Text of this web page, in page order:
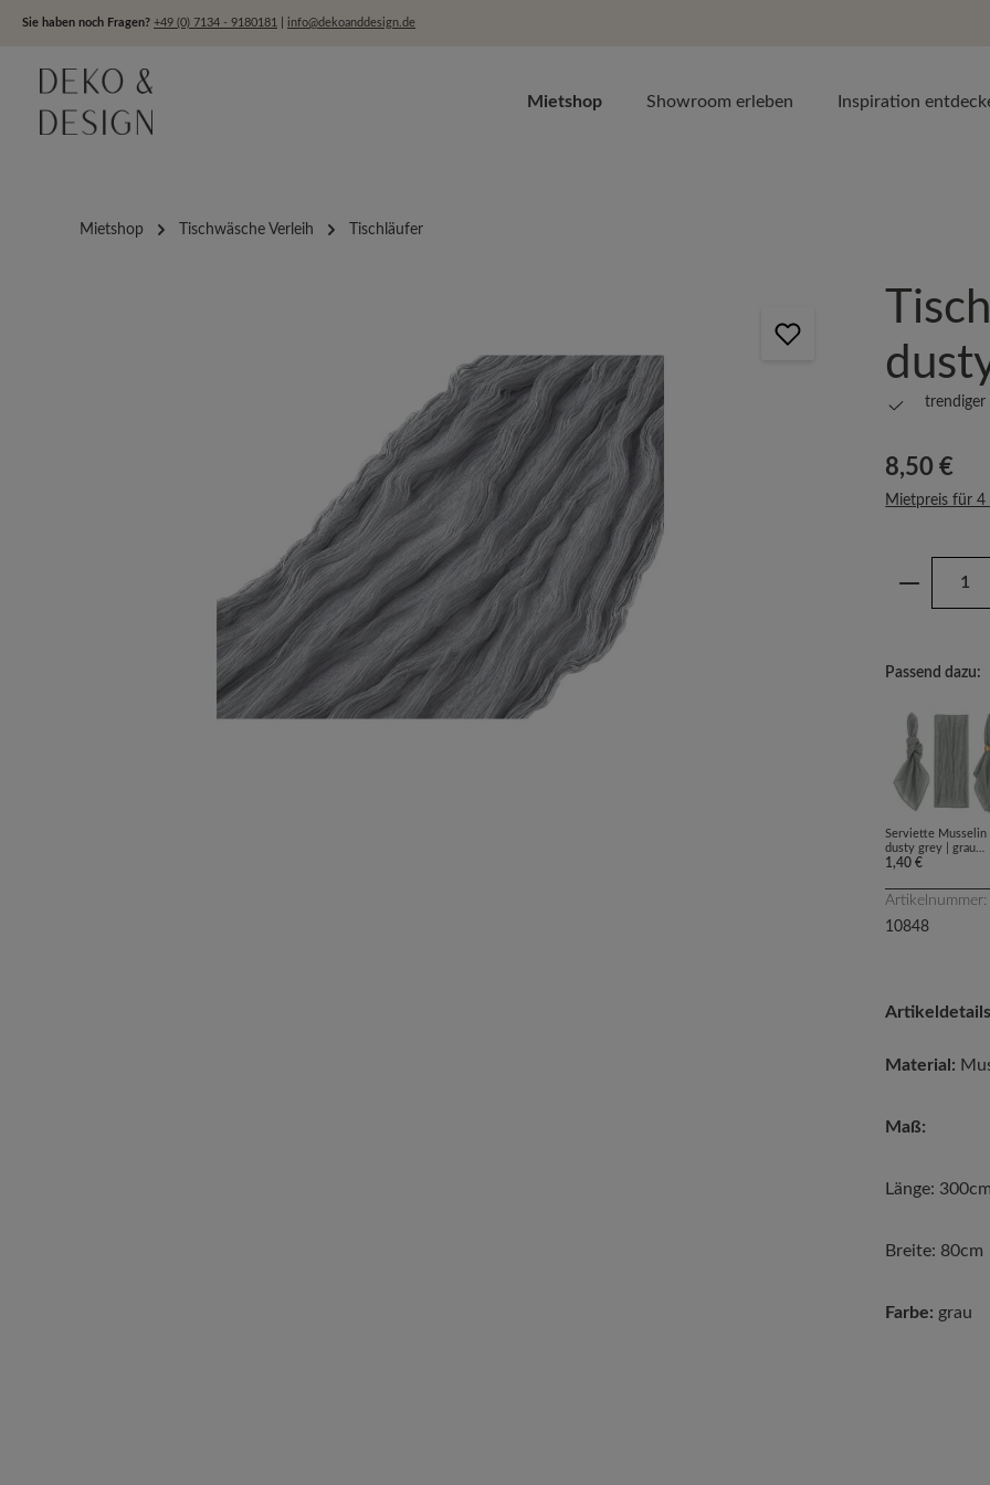
Hauptinhalt springen
Zur Hauptnavigation springen
Sie haben noch Fragen? +49 (0) 7134 - 9180181 info@dekoanddesign.de
Mietshop Showroom erleben Inspiration
Mietshop Tischwäsche Verleih Tischläufer
trendiger
Regulärer
8,50 €
Mietpreis für 4
Passend dazu:
Serviette Musselin |
dusty grey | grau
[mieten]
1,40 €
Artikelnummer:
10848
Material:
Maß:
Länge: 300cm
Breite: 80cm
Farbe: grau